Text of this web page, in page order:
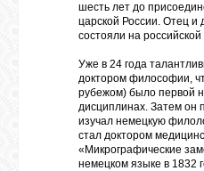
шесть лет до
царской России. Отец
состояли на
Уже в 24 года
доктором философии,
рубежом) было первой
дисциплинах. Затем он
изучал немецкую
стал доктором
«Микрографические
немецком языке в 1832